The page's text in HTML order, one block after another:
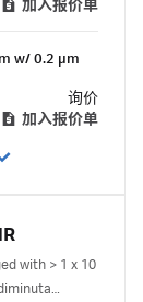
加入报价单
w/ 0.2 µm
询价
加入报价单
with > 1 x 10